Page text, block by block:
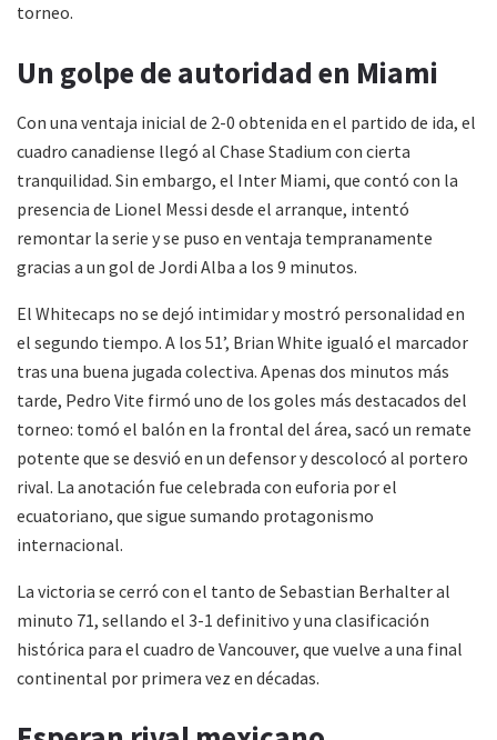
torneo.
Un golpe de autoridad en Miami
Con una ventaja inicial de 2-0 obtenida en el partido de ida, el
cuadro canadiense llegó al Chase Stadium con cierta
tranquilidad. Sin embargo, el Inter Miami, que contó con la
presencia de Lionel Messi desde el arranque, intentó
remontar la serie y se puso en ventaja tempranamente
gracias a un gol de Jordi Alba a los 9 minutos.
El Whitecaps no se dejó intimidar y mostró personalidad en
el segundo tiempo. A los 51’, Brian White igualó el marcador
tras una buena jugada colectiva. Apenas dos minutos más
tarde, Pedro Vite firmó uno de los goles más destacados del
torneo: tomó el balón en la frontal del área, sacó un remate
potente que se desvió en un defensor y descolocó al portero
rival. La anotación fue celebrada con euforia por el
ecuatoriano, que sigue sumando protagonismo
internacional.
La victoria se cerró con el tanto de Sebastian Berhalter al
minuto 71, sellando el 3-1 definitivo y una clasificación
histórica para el cuadro de Vancouver, que vuelve a una final
continental por primera vez en décadas.